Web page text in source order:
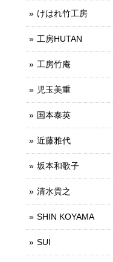
けはれ竹工房
工房HUTAN
工房竹庵
児玉美重
国本泰英
近藤雅代
坂本和歌子
清水貴之
SHIN KOYAMA
SUI